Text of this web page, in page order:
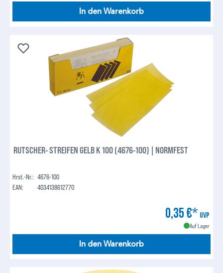
In den Warenkorb
RUTSCHER- STREIFEN GELB K 100 (4676-100) | NORMFEST
Hrst.-Nr.: 4676-100
EAN:
4034138612770
0,35 €* UVP
Auf Lager
In den Warenkorb